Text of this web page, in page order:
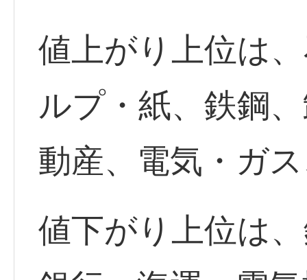
値上がり上位は
ルプ・紙、鉄鋼
動産、電気・ガ
値下がり上位は